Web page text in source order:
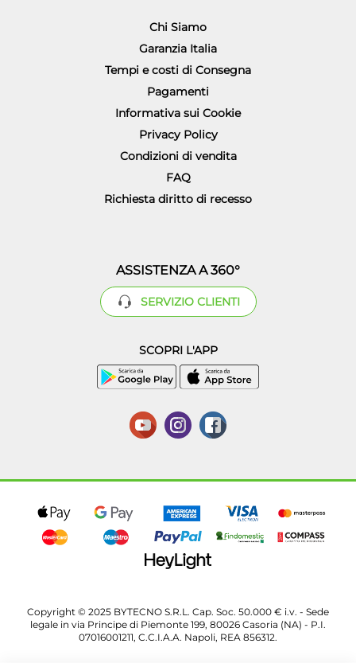
Chi Siamo
Garanzia Italia
Tempi e costi di Consegna
Pagamenti
Informativa sui Cookie
Privacy Policy
Condizioni di vendita
FAQ
Richiesta diritto di recesso
ASSISTENZA A 360°
SERVIZIO CLIENTI
SCOPRI L'APP
Copyright © 2025 BYTECNO S.R.L. Cap. Soc. 50.000 € i.v. - Sede
legale in via Principe di Piemonte 199, 80026 Casoria (NA) - P.I.
07016001211, C.C.I.A.A. Napoli, REA 856312.